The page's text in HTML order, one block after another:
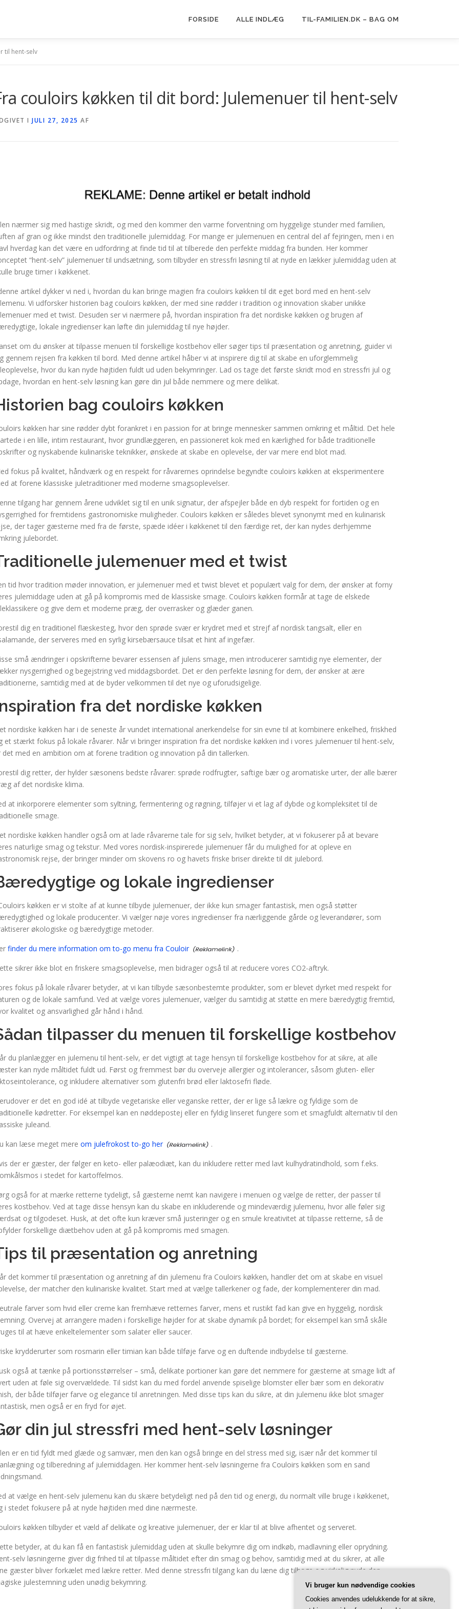
FORSIDE ALLE INDLÆG TIL-FAMILIEN.DK – BAG OM
til hent-selv
couloirs køkken til dit bord: Julemenuer til hent-selv
I JULI 27, 2025 AF
nærmer sig med hastige skridt, og med den kommer den varme forventning om hyggelige stunder med familien,
af gran og ikke mindst den traditionelle julemiddag. For mange er julemenuen en central del af fejringen, men i en
hverdag kan det være en udfordring at finde tid til at tilberede den perfekte middag fra bunden. Her kommer
“hent-selv” julemenuer til undsætning, som tilbyder en stressfri løsning til at nyde en lækker julemiddag uden at
bruge timer i køkkenet.
artikel dykker vi ned i, hvordan du kan bringe magien fra couloirs køkken til dit eget bord med en hent-selv
Vi udforsker historien bag couloirs køkken, der med sine rødder i tradition og innovation skaber unikke
med et twist. Desuden ser vi nærmere på, hvordan inspiration fra det nordiske køkken og brugen af
lokale ingredienser kan løfte din julemiddag til nye højder.
om du ønsker at tilpasse menuen til forskellige kostbehov eller søger tips til præsentation og anretning, guider vi
gennem rejsen fra køkken til bord. Med denne artikel håber vi at inspirere dig til at skabe en uforglemmelig
hvor du kan nyde højtiden fuldt ud uden bekymringer. Lad os tage det første skridt mod en stressfri jul og
hvordan en hent-selv løsning kan gøre din jul både nemmere og mere delikat.
bag couloirs køkken
køkken har sine rødder dybt forankret i en passion for at bringe mennesker sammen omkring et måltid. Det hele
i en lille, intim restaurant, hvor grundlæggeren, en passioneret kok med en kærlighed for både traditionelle
og nyskabende kulinariske teknikker, ønskede at skabe en oplevelse, der var mere end blot mad.
fokus på kvalitet, håndværk og en respekt for råvarernes oprindelse begyndte couloirs køkken at eksperimentere
at forene klassiske juletraditioner med moderne smagsoplevelser.
tilgang har gennem årene udviklet sig til en unik signatur, der afspejler både en dyb respekt for fortiden og en
for fremtidens gastronomiske muligheder. Couloirs køkken er således blevet synonymt med en kulinarisk
der tager gæsterne med fra de første, spæde idéer i køkkenet til den færdige ret, der kan nydes derhjemme
julebordet.
julemenuer med et twist
tid hvor tradition møder innovation, er julemenuer med et twist blevet et populært valg for dem, der ønsker at forny
julemiddage uden at gå på kompromis med de klassiske smage. Couloirs køkken formår at tage de elskede
og give dem et moderne præg, der overrasker og glæder ganen.
dig en traditionel flæskesteg, hvor den sprøde svær er krydret med et strejf af nordisk tangsalt, eller en
der serveres med en syrlig kirsebærsauce tilsat et hint af ingefær.
små ændringer i opskrifterne bevarer essensen af julens smage, men introducerer samtidig nye elementer, der
nysgerrighed og begejstring ved middagsbordet. Det er den perfekte løsning for dem, der ønsker at ære
samtidig med at de byder velkommen til det nye og uforudsigelige.
fra det nordiske køkken
nordiske køkken har i de seneste år vundet international anerkendelse for sin evne til at kombinere enkelhed, friskhed
et stærkt fokus på lokale råvarer. Når vi bringer inspiration fra det nordiske køkken ind i vores julemenuer til hent-selv,
det med en ambition om at forene tradition og innovation på din tallerken.
dig retter, der hylder sæsonens bedste råvarer: sprøde rodfrugter, saftige bær og aromatiske urter, der alle bærer
af det nordiske klima.
at inkorporere elementer som syltning, fermentering og røgning, tilføjer vi et lag af dybde og kompleksitet til de
smage.
nordiske køkken handler også om at lade råvarerne tale for sig selv, hvilket betyder, at vi fokuserer på at bevare
naturlige smag og tekstur. Med vores nordisk-inspirerede julemenuer får du mulighed for at opleve en
rejse, der bringer minder om skovens ro og havets friske briser direkte til dit julebord.
og lokale ingredienser
køkken er vi stolte af at kunne tilbyde julemenuer, der ikke kun smager fantastisk, men også støtter
og lokale producenter. Vi vælger nøje vores ingredienser fra nærliggende gårde og leverandører, som
økologiske og bæredygtige metoder.
finder du mere information om to-go menu fra Couloir
.
sikrer ikke blot en friskere smagsoplevelse, men bidrager også til at reducere vores CO2-aftryk.
fokus på lokale råvarer betyder, at vi kan tilbyde sæsonbestemte produkter, som er blevet dyrket med respekt for
og de lokale samfund. Ved at vælge vores julemenuer, vælger du samtidig at støtte en mere bæredygtig fremtid,
kvalitet og ansvarlighed går hånd i hånd.
tilpasser du menuen til forskellige kostbehov
du planlægger en julemenu til hent-selv, er det vigtigt at tage hensyn til forskellige kostbehov for at sikre, at alle
kan nyde måltidet fuldt ud. Først og fremmest bør du overveje allergier og intolerancer, såsom gluten- eller
og inkludere alternativer som glutenfri brød eller laktosefri fløde.
er det en god idé at tilbyde vegetariske eller veganske retter, der er lige så lækre og fyldige som de
kødretter. For eksempel kan en nøddepostej eller en fyldig linseret fungere som et smagfuldt alternativ til den
juleand.
kan læse meget mere om julefrokost to-go her
.
der er gæster, der følger en keto- eller palæodiæt, kan du inkludere retter med lavt kulhydratindhold, som f.eks.
i stedet for kartoffelmos.
også for at mærke retterne tydeligt, så gæsterne nemt kan navigere i menuen og vælge de retter, der passer til
kostbehov. Ved at tage disse hensyn kan du skabe en inkluderende og mindeværdig julemenu, hvor alle føler sig
og tilgodeset. Husk, at det ofte kun kræver små justeringer og en smule kreativitet at tilpasse retterne, så de
forskellige diætbehov uden at gå på kompromis med smagen.
til præsentation og anretning
det kommer til præsentation og anretning af din julemenu fra Couloirs køkken, handler det om at skabe en visuel
der matcher den kulinariske kvalitet. Start med at vælge tallerkener og fade, der komplementerer din mad.
farver som hvid eller creme kan fremhæve retternes farver, mens et rustikt fad kan give en hyggelig, nordisk
Overvej at arrangere maden i forskellige højder for at skabe dynamik på bordet; for eksempel kan små skåle
til at hæve enkeltelementer som salater eller saucer.
krydderurter som rosmarin eller timian kan både tilføje farve og en duftende indbydelse til gæsterne.
også at tænke på portionsstørrelser – små, delikate portioner kan gøre det nemmere for gæsterne at smage lidt af
uden at føle sig overvældede. Til sidst kan du med fordel anvende spiselige blomster eller bær som en dekorativ
der både tilføjer farve og elegance til anretningen. Med disse tips kan du sikre, at din julemenu ikke blot smager
men også er en fryd for øjet.
din jul stressfri med hent-selv løsninger
er en tid fyldt med glæde og samvær, men den kan også bringe en del stress med sig, især når det kommer til
og tilberedning af julemiddagen. Her kommer hent-selv løsningerne fra Couloirs køkken som en sand
at vælge en hent-selv julemenu kan du skære betydeligt ned på den tid og energi, du normalt ville bruge i køkkenet,
i stedet fokusere på at nyde højtiden med dine nærmeste.
køkken tilbyder et væld af delikate og kreative julemenuer, der er klar til at blive afhentet og serveret.
betyder, at du kan få en fantastisk julemiddag uden at skulle bekymre dig om indkøb, madlavning eller oprydning.
selv løsningerne giver dig frihed til at tilpasse måltidet efter din smag og behov, samtidig med at du sikrer, at alle
gæster bliver forkælet med lækre retter. Med denne stressfri tilgang kan du læne dig tilbage og virkelig nyde den
julestemning uden unødig bekymring.
Vi bruger kun nødvendige cookies
Cookies anvendes udelukkende for at sikre,